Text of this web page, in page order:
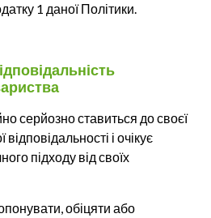
1 даної Політики.
серйозно ставиться до своєї
і очікує
підходу від своїх
обіцяти або